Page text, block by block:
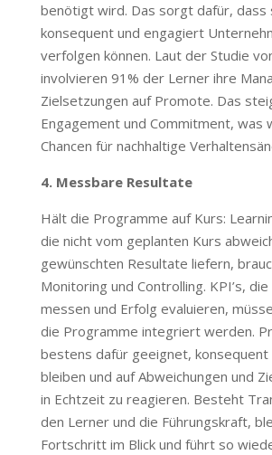
benötigt wird. Das sorgt dafür, dass
konsequent und engagiert
verfolgen können. Laut der Studie
involvieren 91% der Lerner ihre
Zielsetzungen auf Promote. Das
Engagement und Commitment, was
Chancen für nachhaltige
4. Messbare Resultate
Hält die Programme auf Kurs:
die nicht vom geplanten Kurs
gewünschten Resultate liefern,
Monitoring und Controlling. KPI’s,
messen und Erfolg evaluieren,
die Programme integriert werden.
bestens dafür geeignet, konsequent
bleiben und auf Abweichungen und
in Echtzeit zu reagieren. Besteht
den Lerner und die Führungskraft,
Fortschritt im Blick und führt so